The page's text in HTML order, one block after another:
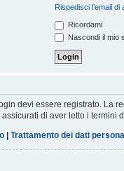
Rispedisci l’email di
Ricordami
Nascondi il mio
devi essere registrato. La
di aver letto i termini
| Trattamento dei dati